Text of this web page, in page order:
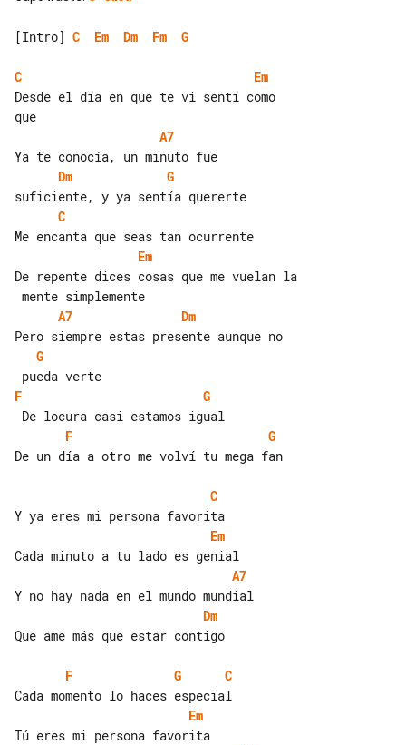
[Intro] C Em Dm Fm G
C
Em
Desde el día en que te vi sentí como
A7
Dm
G
C
Em
De repente dices cosas que me vuelan la
A7
Dm
G
F
G
F
G
De un día a otro me volví tu mega fan
C
Em
A7
Dm
Que ame más que estar contigo
F G
C
Em